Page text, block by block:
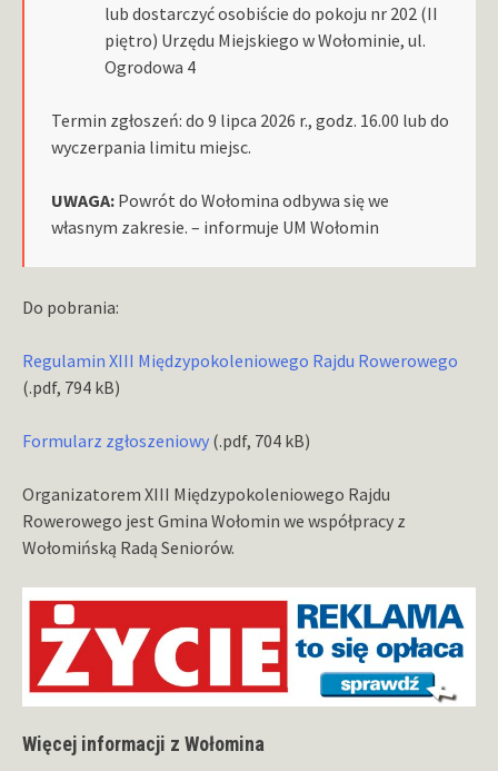
lub dostarczyć osobiście do pokoju nr 202 (II
piętro) Urzędu Miejskiego w Wołominie, ul.
Ogrodowa 4
Termin zgłoszeń: do 9 lipca 2026 r., godz. 16.00 lub do
wyczerpania limitu miejsc.
UWAGA: Powrót do Wołomina odbywa się we
własnym zakresie. – informuje UM Wołomin
Do pobrania:
Regulamin XIII Międzypokoleniowego Rajdu Rowerowego
(.pdf, 794 kB)
Formularz zgłoszeniowy (.pdf, 704 kB)
Organizatorem XIII Międzypokoleniowego Rajdu
Rowerowego jest Gmina Wołomin we współpracy z
Wołomińską Radą Seniorów.
Więcej informacji z Wołomina